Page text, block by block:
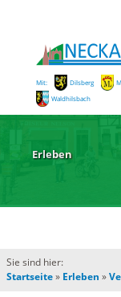
Mit: Dilsberg
Waldhilsbach
Erleben
Sie sind hier:
Startseite» Erleben »